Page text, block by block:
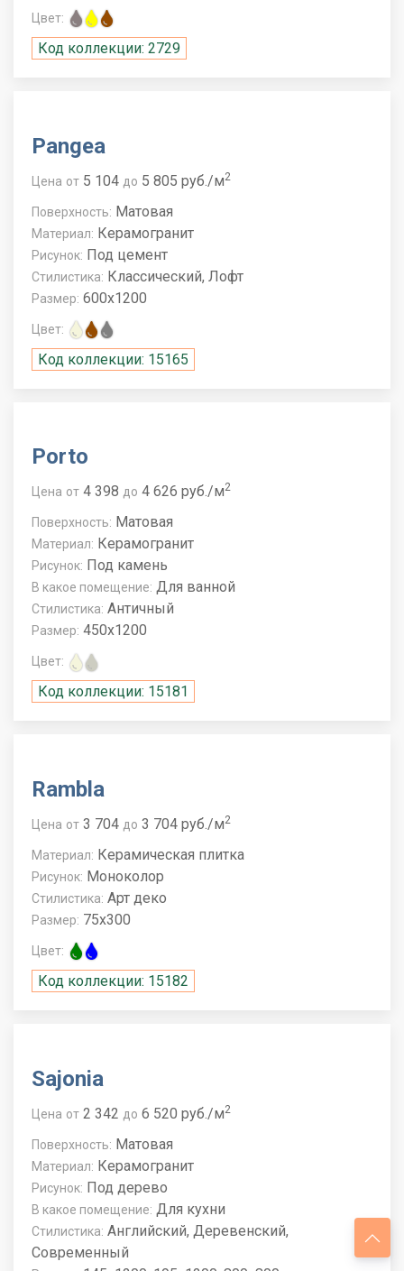
Цвет:
Код коллекции: 2729
Pangea
Цена от 5 104 до 5 805 руб./м2
Поверхность: Матовая
Материал: Керамогранит
Рисунок: Под цемент
Стилистика: Классический, Лофт
Размер: 600x1200
Цвет:
Код коллекции: 15165
Porto
Цена от 4 398 до 4 626 руб./м2
Поверхность: Матовая
Материал: Керамогранит
Рисунок: Под камень
В какое помещение: Для ванной
Стилистика: Античный
Размер: 450x1200
Цвет:
Код коллекции: 15181
Rambla
Цена от 3 704 до 3 704 руб./м2
Материал: Керамическая плитка
Рисунок: Моноколор
Стилистика: Арт деко
Размер: 75x300
Цвет:
Код коллекции: 15182
Sajonia
Цена от 2 342 до 6 520 руб./м2
Поверхность: Матовая
Материал: Керамогранит
Рисунок: Под дерево
В какое помещение: Для кухни
Стилистика: Английский, Деревенский,
Современный